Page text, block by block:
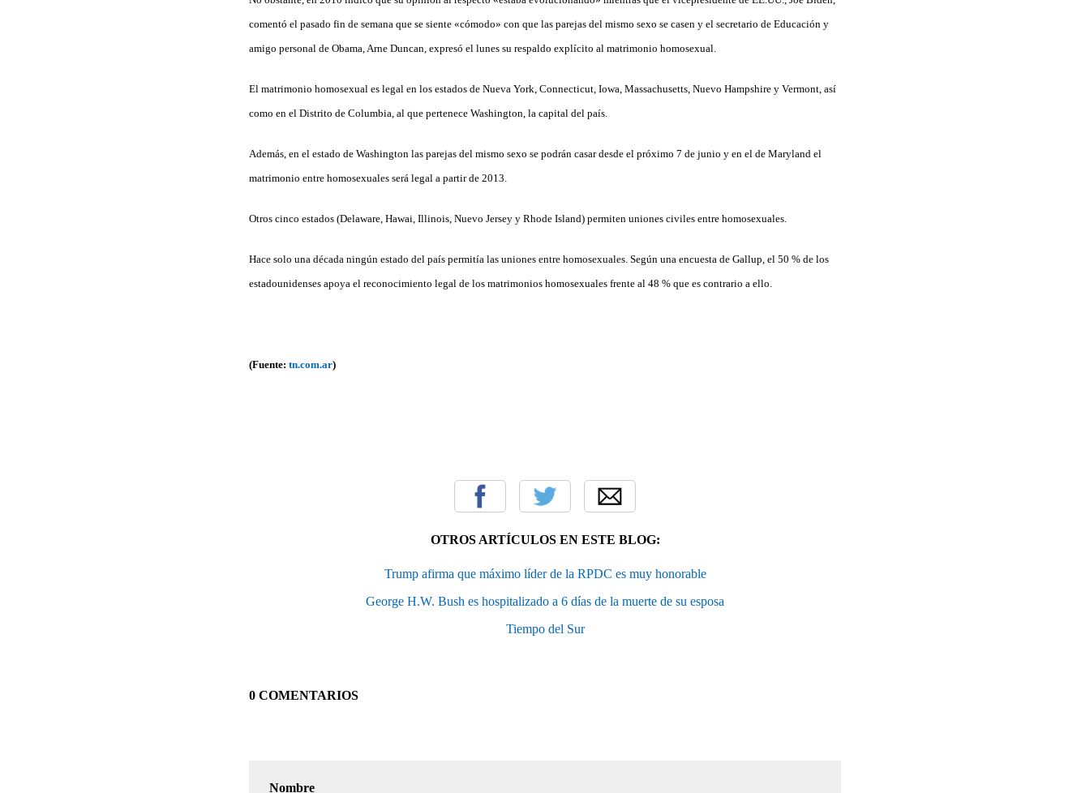
comentó el pasado fin de semana que se siente «cómodo» con que las parejas del mismo sexo se casen y el secretario de Educación y
amigo personal de Obama, Arne Duncan, expresó el lunes su respaldo explícito al matrimonio homosexual.
El matrimonio homosexual es legal en los estados de Nueva York, Connecticut, Iowa, Massachusetts, Nuevo Hampshire y Vermont, así
como en el Distrito de Columbia, al que pertenece Washington, la capital del país.
Además, en el estado de Washington las parejas del mismo sexo se podrán casar desde el próximo 7 de junio y en el de Maryland el
matrimonio entre homosexuales será legal a partir de 2013.
Otros cinco estados (Delaware, Hawai, Illinois, Nuevo Jersey y Rhode Island) permiten uniones civiles entre homosexuales.
Hace solo una década ningún estado del país permitía las uniones entre homosexuales. Según una encuesta de Gallup, el 50 % de los
estadounidenses apoya el reconocimiento legal de los matrimonios homosexuales frente al 48 % que es contrario a ello.
(Fuente: tn.com.ar)
OTROS ARTÍCULOS EN ESTE BLOG:
Trump afirma que máximo líder de la RPDC es muy honorable
George H.W. Bush es hospitalizado a 6 días de la muerte de su esposa
Tiempo del Sur
0 COMENTARIOS
Nombre